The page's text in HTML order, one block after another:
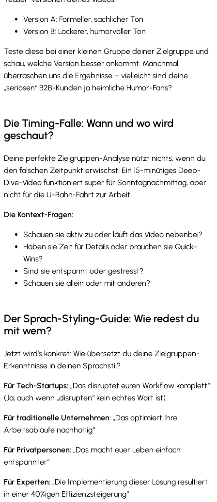
Version A: Formeller, sachlicher Ton
Version B: Lockerer, humorvoller Ton
Teste diese bei einer kleinen Gruppe deiner Zielgruppe und
schau, welche Version besser ankommt. Manchmal
überraschen uns die Ergebnisse – vielleicht sind deine
„seriösen“ B2B-Kunden ja heimliche Humor-Fans?
Die Timing-Falle: Wann und wo wird
geschaut?
Deine perfekte Zielgruppen-Analyse nützt nichts, wenn du
den falschen Zeitpunkt erwischst. Ein 15-minütiges Deep-
Dive-Video funktioniert super für Sonntagnachmittag, aber
nicht für die U-Bahn-Fahrt zur Arbeit.
Die Kontext-Fragen:
Schauen sie aktiv zu oder läuft das Video nebenbei?
Haben sie Zeit für Details oder brauchen sie Quick-
Wins?
Sind sie entspannt oder gestresst?
Schauen sie allein oder mit anderen?
Der Sprach-Styling-Guide: Wie redest du
mit wem?
Jetzt wird’s konkret: Wie übersetzt du deine Zielgruppen-
Erkenntnisse in deinen Sprachstil?
Für Tech-Startups: „Das disruptet euren Workflow komplett“
(Ja, auch wenn „disrupten“ kein echtes Wort ist)
Für traditionelle Unternehmen: „Das optimiert Ihre
Arbeitsabläufe nachhaltig“
Für Privatpersonen: „Das macht euer Leben einfach
entspannter“
Für Experten: „Die Implementierung dieser Lösung resultiert
in einer 40%igen Effizienzsteigerung“